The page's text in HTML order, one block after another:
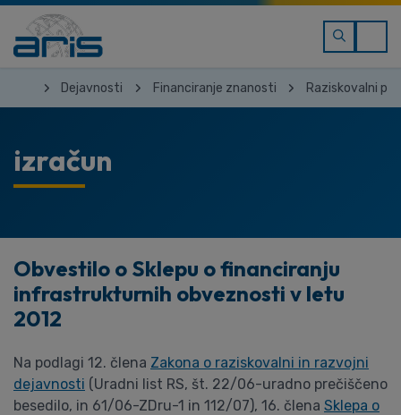
Dejavnosti Financiranje znanosti Raziskovalni
izračun
Obvestilo o Sklepu o financiranju
infrastrukturnih obveznosti v letu
2012
Na podlagi 12. člena Zakona o raziskovalni in razvojni
dejavnosti (Uradni list RS, št. 22/06-uradno prečiščeno
besedilo, in 61/06-ZDru-1 in 112/07), 16. člena Sklepa o